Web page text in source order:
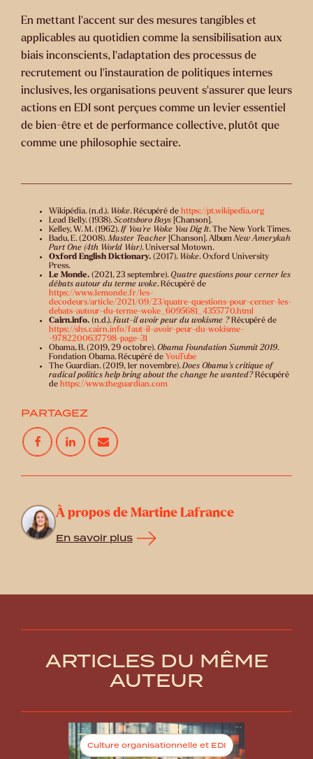
En mettant l’accent sur des mesures tangibles et
applicables au quotidien comme la sensibilisation aux
biais inconscients, l’adaptation des processus de
recrutement ou l’instauration de politiques internes
inclusives, les organisations peuvent s’assurer que leurs
actions en EDI sont perçues comme un levier essentiel
de bien-être et de performance collective, plutôt que
comme une philosophie sectaire.
Wikipédia. (n.d.). Woke. Récupéré de https://pt.wikipedia.org
Lead Belly. (1938).Scottsboro Boys [Chanson].
Kelley, W. M. (1962).If You're Woke You Dig It. The New York Times.
Badu, E. (2008).Master Teacher [Chanson]. Album New Amerykah
Part One (4th World War). Universal Motown.
Oxford English Dictionary. (2017). Woke. Oxford University
Press.
Le Monde. (2021, 23 septembre).Quatre questions pour cerner les
débats autour du terme woke. Récupéré de
https://www.lemonde.fr/les-
decodeurs/article/2021/09/23/quatre-questions-pour-cerner-les-
debats-autour-du-terme-woke_6095681_4355770.html
Cairn.info. (n.d.).Faut-il avoir peur du wokisme ?Récupéré de
https://shs.cairn.info/faut-il-avoir-peur-du-wokisme-
-9782200637798-page-31
Obama, B. (2019, 29 octobre).Obama Foundation Summit 2019.
Fondation Obama. Récupéré de YouTube
The Guardian. (2019, 1er novembre).Does Obama's critique of
radical politics help bring about the change he wanted?Récupéré
de https://www.theguardian.com
PARTAGEZ
À propos de Martine Lafrance
En savoir plus
ARTICLES DU MÊME
AUTEUR
Culture organisationnelle et EDI